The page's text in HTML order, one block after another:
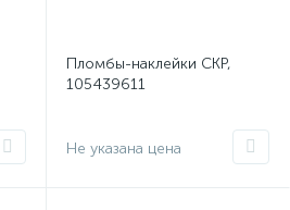
Пломбы-наклейки СКР,
105439611
Не указана цена